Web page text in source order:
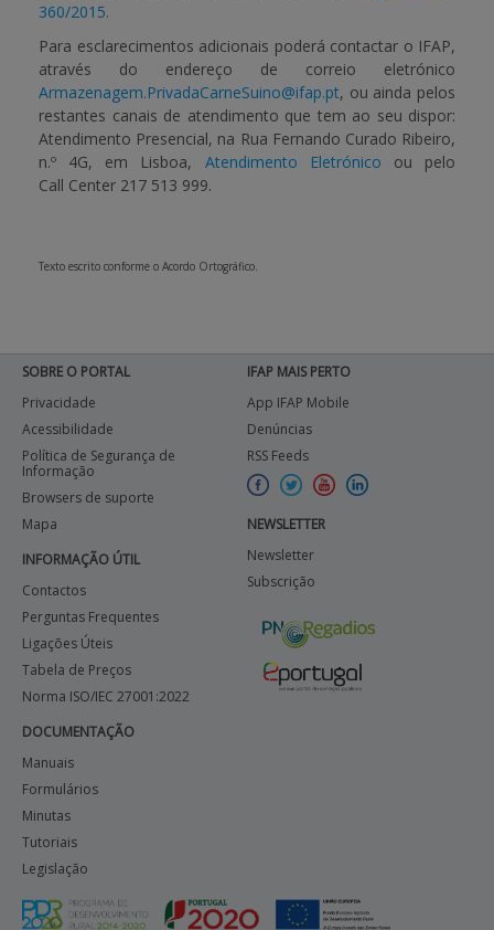
Entrar / Registar
360/2015.
Para esclarecimentos adicionais poderá contactar o IFAP,
através do endereço de correio eletrónico
Armazenagem.PrivadaCarneSuino@ifap.pt, ou ainda pelos
restantes canais de atendimento que tem ao seu dispor:
Atendimento Presencial, na Rua Fernando Curado Ribeiro,
n.º 4G, em Lisboa, Atendimento Eletrónico ou pelo
Call Center 217 513 999.
Texto escrito conforme o Acordo Ortográfico.
SOBRE O PORTAL
Privacidade
Acessibilidade
Política de Segurança de
Informação
Browsers de suporte
Mapa
INFORMAÇÃO ÚTIL
Contactos
Perguntas Frequentes
Ligações Úteis
Tabela de Preços
Norma ISO/IEC 27001:2022
DOCUMENTAÇÃO
Manuais
Formulários
Minutas
Tutoriais
Legislação
IFAP MAIS PERTO
App IFAP Mobile
Denúncias
RSS Feeds
NEWSLETTER
Newsletter
Subscrição